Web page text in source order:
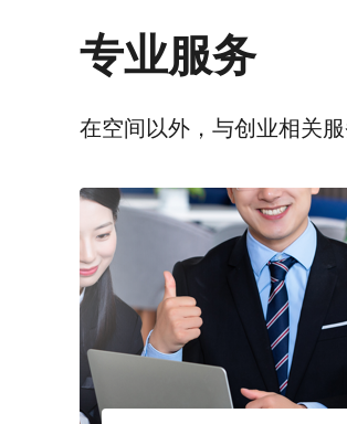
专业服务
在空间以外，与创业相关